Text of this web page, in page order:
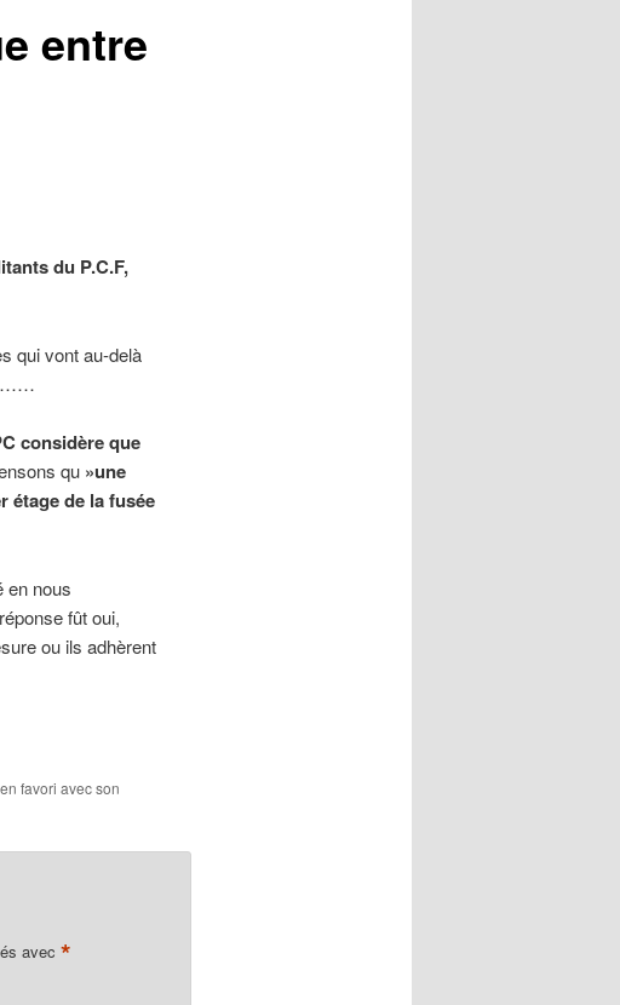
entre
du P.C.F,
qui vont au-delà
considère que
qu»une
étage de la fusée
en nous
fût oui,
ou ils adhèrent
favori avec son
avec *